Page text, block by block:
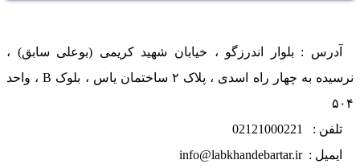
آدرس : بلوار اندرزگو ، خیابان شهید کریمی (بوعلی سابق) ،
نرسیده به چهار راه اسدی ، پلاک ۲ ساختمان یاس ، بلوک B ، واحد
۵۰۴
تلفن : 02121000221
ایمیل : info@labkhandebartar.ir